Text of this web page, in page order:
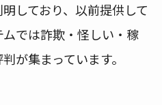
しており、以前提供して
では詐欺・怪しい・稼
が集まっています。